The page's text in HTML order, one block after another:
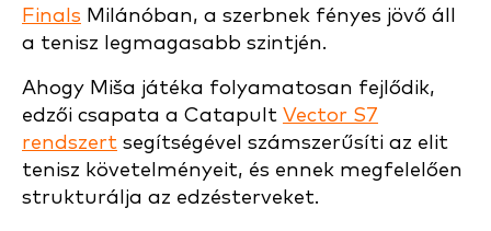
Finals Milánóban, a szerbnek fényes jövő áll
a tenisz legmagasabb szintjén.
Ahogy Miša játéka folyamatosan fejlődik,
edzői csapata a Catapult Vector S7
rendszert segítségével számszerűsíti az elit
tenisz követelményeit, és ennek megfelelően
strukturálja az edzésterveket.